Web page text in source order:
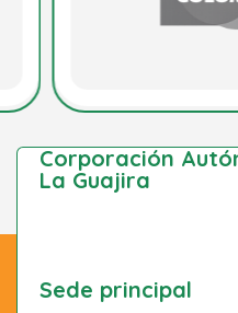
Corporación
La Guajira
Sede principal